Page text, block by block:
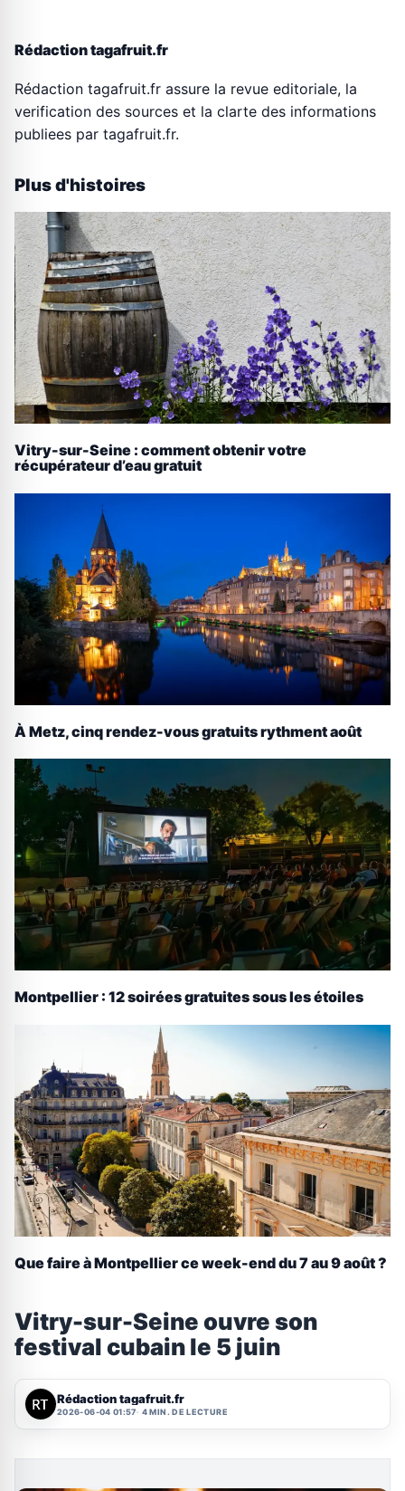
Rédaction tagafruit.fr
Rédaction tagafruit.fr assure la revue editoriale, la
verification des sources et la clarte des informations
publiees par tagafruit.fr.
Plus d'histoires
Vitry-sur-Seine : comment obtenir votre
récupérateur d’eau gratuit
À Metz, cinq rendez-vous gratuits rythment août
Montpellier : 12 soirées gratuites sous les étoiles
Que faire à Montpellier ce week-end du 7 au 9 août ?
Vitry-sur-Seine ouvre son
festival cubain le 5 juin
Rédaction tagafruit.fr
2026-06-04 01:57 4 MIN. DE LECTURE